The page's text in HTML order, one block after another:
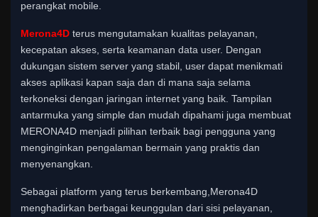
perangkat mobile.
Merona4D terus mengutamakan kualitas pelayanan,
kecepatan akses, serta keamanan data user. Dengan
dukungan sistem server yang stabil, user dapat menikmati
akses aplikasi kapan saja dan di mana saja selama
terkoneksi dengan jaringan internet yang baik. Tampilan
antarmuka yang simple dan mudah dipahami juga membuat
MERONA4D menjadi pilihan terbaik bagi pengguna yang
menginginkan pengalaman bermain yang praktis dan
menyenangkan.
Sebagai platform yang terus berkembang,Merona4D
menghadirkan berbagai keunggulan dari sisi pelayanan,